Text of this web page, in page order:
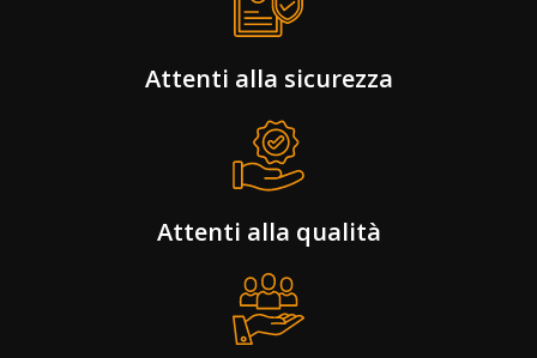
Attenti alla sicurezza
Attenti alla qualità